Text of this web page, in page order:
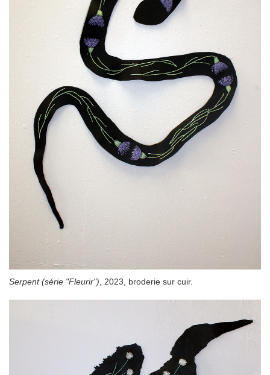
Serpent (série "Fleurir") , 2023, broderie sur cuir.